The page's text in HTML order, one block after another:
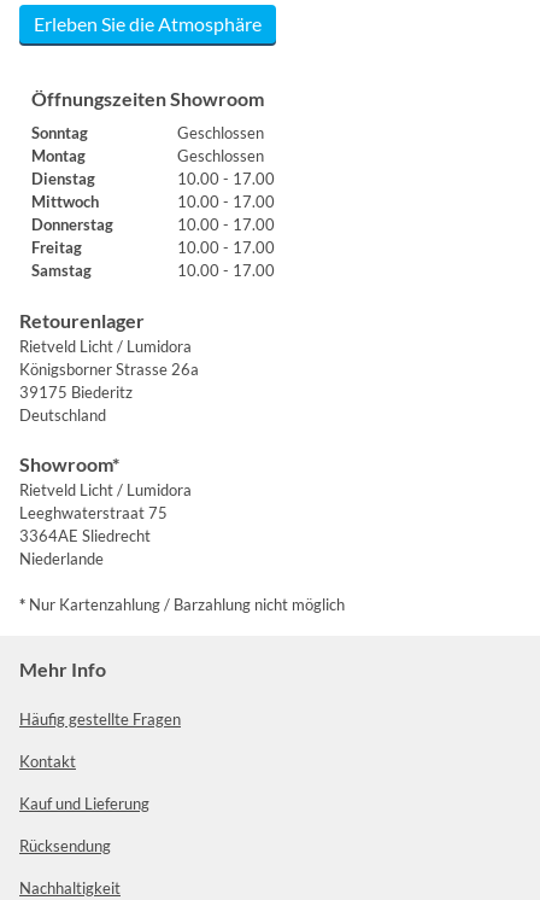
Erleben Sie die Atmosphäre
Öffnungszeiten Showroom
Sonntag
Geschlossen
Montag
Geschlossen
Dienstag
10.00 - 17.00
Mittwoch
10.00 - 17.00
Donnerstag
10.00 - 17.00
Freitag
10.00 - 17.00
Samstag
10.00 - 17.00
Retourenlager
Rietveld Licht / Lumidora
Königsborner Strasse 26a
39175 Biederitz
Deutschland
Showroom*
Rietveld Licht / Lumidora
Leeghwaterstraat 75
3364AE Sliedrecht
Niederlande
* Nur Kartenzahlung / Barzahlung nicht möglich
Mehr Info
Häufig gestellte Fragen
Kontakt
Kauf und Lieferung
Rücksendung
Nachhaltigkeit